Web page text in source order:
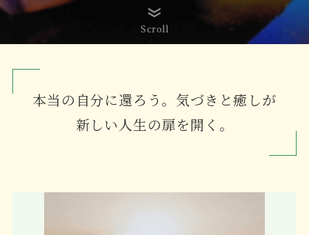
Scroll
本当の自分に還ろう。気づきと癒しが
新しい人生の扉を開く。